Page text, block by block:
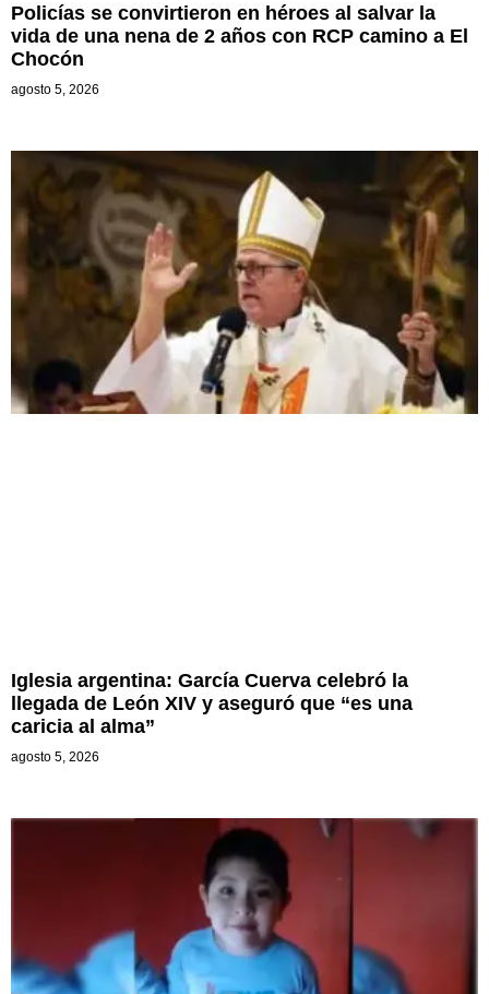
Policías se convirtieron en héroes al salvar la
vida de una nena de 2 años con RCP camino a El
Chocón
agosto 5, 2026
Iglesia argentina: García Cuerva celebró la
llegada de León XIV y aseguró que “es una
caricia al alma”
agosto 5, 2026